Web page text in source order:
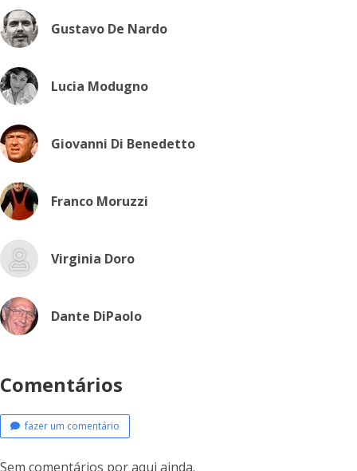
Gustavo De Nardo
Lucia Modugno
Giovanni Di Benedetto
Franco Moruzzi
Virginia Doro
Dante DiPaolo
Comentários
fazer um comentário
Sem comentários por aqui ainda.